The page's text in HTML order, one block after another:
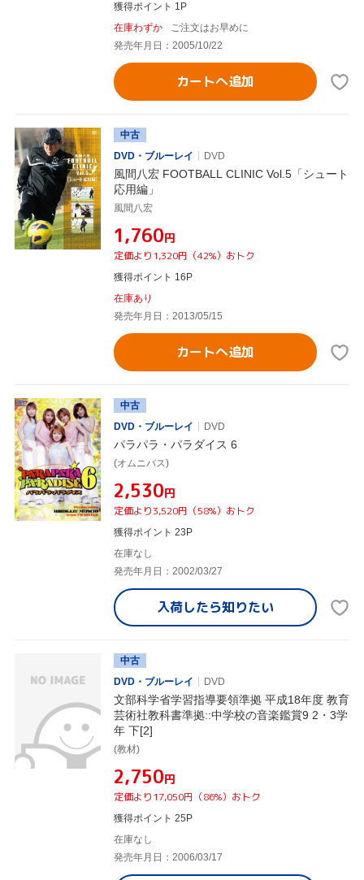
獲得ポイント 1P
在庫わずか
ご注文はお早めに
発売年月日：2005/10/22
カートへ追加
中古
DVD・ブルーレイ
DVD
風間八宏 FOOTBALL CLINIC Vol.5「シュート
応用編」
風間八宏
¥1,760円
定価より1,320円（42%）おトク
獲得ポイント 16P
在庫あり
発売年月日：2013/05/15
カートへ追加
中古
DVD・ブルーレイ
DVD
パラパラ・パラダイス 6
(オムニバス)
¥2,530円
定価より3,520円（58%）おトク
獲得ポイント 23P
在庫なし
発売年月日：2002/03/27
入荷したら知りたい
中古
DVD・ブルーレイ
DVD
文部科学省学習指導要領準拠 平成18年度 教育
芸術社教科書準拠::中学校の音楽鑑賞9 2・3学
年 下[2]
(教材)
¥2,750円
定価より17,050円（86%）おトク
獲得ポイント 25P
在庫なし
発売年月日：2006/03/17